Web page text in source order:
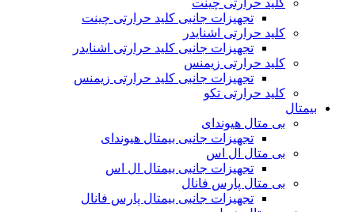
کلید حرارتی چینت
تجهیزات جانبی کلید حرارتی چینت
کلید حرارتی اشنایدر
تجهیزات جانبی کلید حرارتی اشنایدر
کلید حرارتی زیمنس
تجهیزات جانبی کلید حرارتی زیمنس
کلید حرارتی تکو
بیمتال
بی متال هیوندای
تجهیزات جانبی بیمتال هیوندای
بی متال ال اس
تجهیزات جانبی بیمتال ال اس
بی متال پارس فانال
تجهیزات جانبی بیمتال پارس فانال